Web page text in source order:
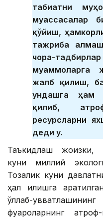
табиатни
муассасалар
қўйиш,
тажриба
чора-
муаммоларга
жалб қилиш,
ундашга ҳам
қилиб,
ресурсларни
деди у.
Таъкидлаш жоизки,
куни миллий
Тозалик куни
ҳал қилишга
қўллаб-
фуқароларнинг